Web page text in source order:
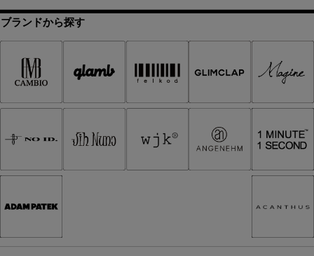
ブランドから探す